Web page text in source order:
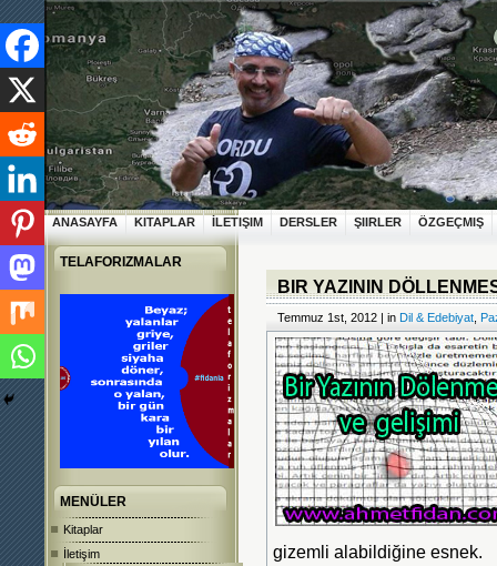
ANASAYFA KITAPLAR İLETIŞIM DERSLER ŞIIRLER ÖZGEÇMIŞ
TELAFORIZMALAR
MENÜLER
Kitaplar
İletişim
BIR YAZININ
Temmuz 1st, 2012 | in Dil & Edebiyat
gizemli alabildiğine esnek.